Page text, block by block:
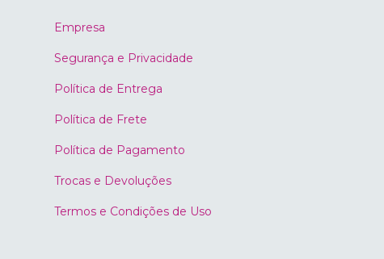
Empresa
Segurança e Privacidade
Política de Entrega
Política de Frete
Política de Pagamento
Trocas e Devoluções
Termos e Condições de Uso